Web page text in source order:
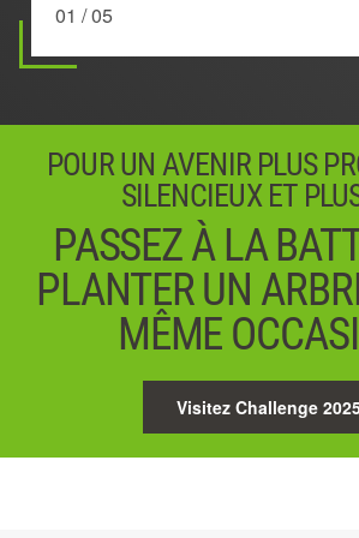
01 / 05
03 / 05
POUR UN AVENIR PLUS
SILENCIEUX ET
PASSEZ À LA
PLANTER UN
MÊME
Visitez Challenge